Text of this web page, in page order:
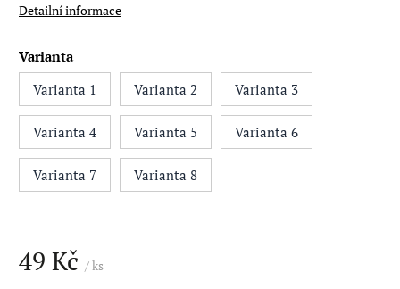
Detailní informace
Varianta
Varianta 1
Varianta 2 Varianta 3
Varianta 4 Varianta 5 Varianta 6
Varianta 7 Varianta 8
49 Kč / ks